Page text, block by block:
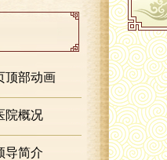
顶部动画
院概况
导简介